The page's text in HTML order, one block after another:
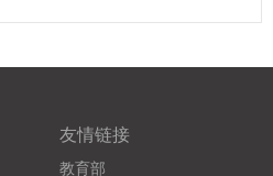
友情链接
教育部